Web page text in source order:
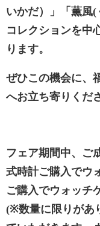
いかだ）」「薫風(
コレクションを中
ります。
ぜひこの機会に、
へお立ち寄りくだ
フェア期間中、ご
式時計ご購入でウ
ご購入でウォッチ
(※数量に限りがあ